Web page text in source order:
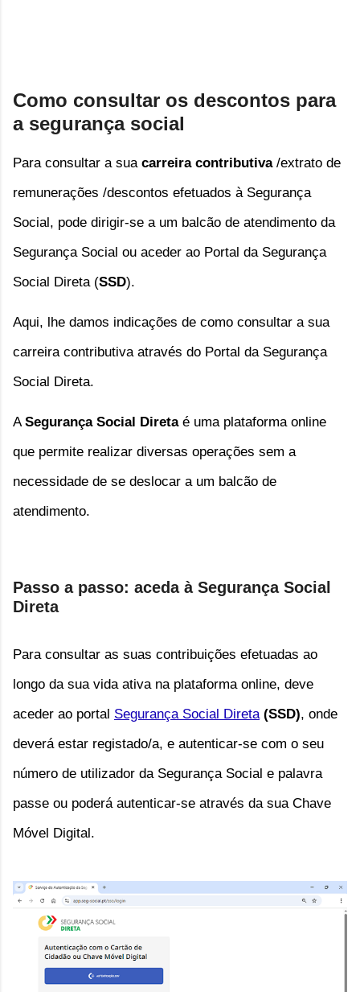
Como consultar os descontos para
a segurança social
Para consultar a sua carreira contributiva /extrato de
remunerações /descontos efetuados à Segurança
Social, pode dirigir-se a um balcão de atendimento da
Segurança Social ou aceder ao Portal da Segurança
Social Direta (SSD).
Aqui, lhe damos indicações de como consultar a sua
carreira contributiva através do Portal da Segurança
Social Direta.
ASegurança Social Diretaé uma plataforma online
que permite realizar diversas operações sem a
necessidade de se deslocar a um balcão de
atendimento.
Passo a passo: aceda à Segurança Social
Direta
Para consultar as suas contribuições efetuadas ao
longo da sua vida ativa na plataforma online, deve
aceder ao portal Segurança Social Direta (SSD), onde
deverá estar registado/a, e autenticar-se com o seu
número de utilizador da Segurança Social e palavra
passe ou poderá autenticar-se através da sua Chave
Móvel Digital.